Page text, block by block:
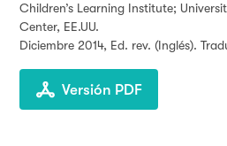
Children’s Learning Institute;
Center, EE.UU.
Diciembre 2014, Ed. rev. (Inglés).
Versión PDF